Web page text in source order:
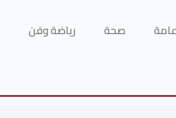
صحة رياضة وفن